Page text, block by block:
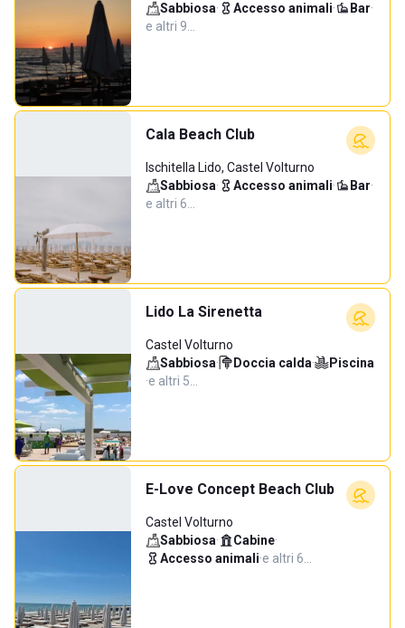
Sabbiosa· Accesso animali· Bar·
e altri 9…
Cala Beach Club
Ischitella Lido, Castel Volturno
Sabbiosa· Accesso animali· Bar·
e altri 6…
Lido La Sirenetta
Castel Volturno
Sabbiosa· Doccia calda·
Piscina
·e altri 5…
E-Love Concept Beach Club
Castel Volturno
Sabbiosa· Cabine·
Accesso animali·e altri 6…